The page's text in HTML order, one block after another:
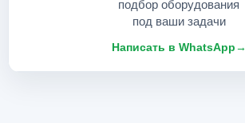
подбор оборудования
под ваши задачи
Написать в WhatsApp→